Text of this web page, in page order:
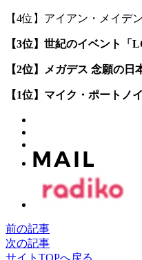
【4位】アイアン・メイデ
【3位】世紀のイベント
【2位】メガデス 念願の
【1位】マイク・ポートノ
前の記事
次の記事